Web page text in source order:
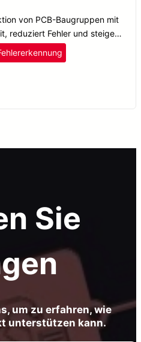
von PCB-Baugruppen mit
reduziert Fehler und steigert
lernenden KI-
Sie
um zu erfahren, wie
unterstützen kann.